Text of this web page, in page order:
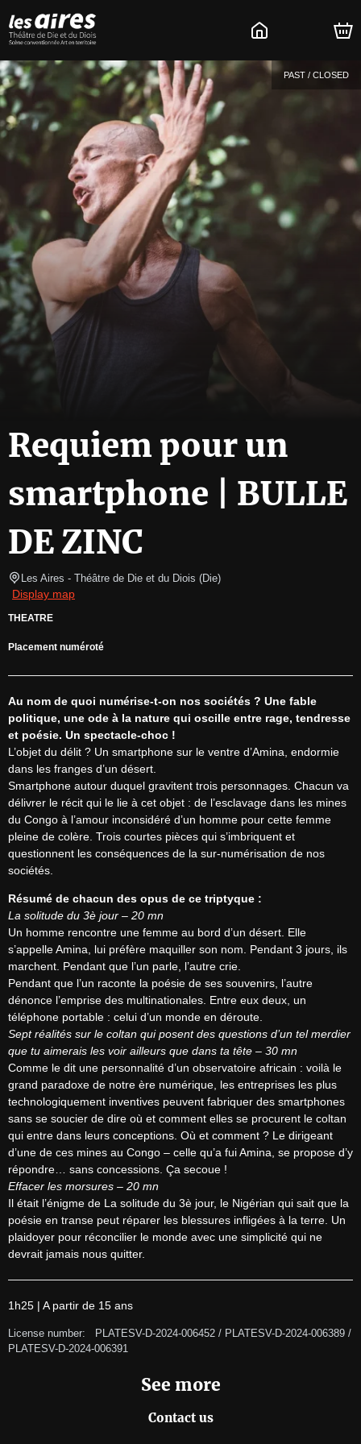
PAST / CLOSED
Requiem pour un
smartphone | BULLE
DE ZINC
Les Aires - Théâtre de Die et du Diois (Die)
Display map
THEATRE
Placement numéroté
Au nom de quoi numérise-t-on nos sociétés ? Une fable
politique, une ode à la nature qui oscille entre rage, tendresse
et poésie. Un spectacle-choc !
L’objet du délit ? Un smartphone sur le ventre d’Amina, endormie
dans les franges d’un désert.
Smartphone autour duquel gravitent trois personnages. Chacun va
délivrer le récit qui le lie à cet objet : de l’esclavage dans les mines
du Congo à l’amour inconsidéré d’un homme pour cette femme
pleine de colère. Trois courtes pièces qui s’imbriquent et
questionnent les conséquences de la sur-numérisation de nos
sociétés.
Résumé de chacun des opus de ce triptyque :
La solitude du 3è jour – 20 mn
Un homme rencontre une femme au bord d’un désert. Elle
s’appelle Amina, lui préfère maquiller son nom. Pendant 3 jours, ils
marchent. Pendant que l’un parle, l’autre crie.
Pendant que l’un raconte la poésie de ses souvenirs, l’autre
dénonce l’emprise des multinationales. Entre eux deux, un
Sept réalités sur le coltan qui posent des questions d’un tel merdier
que tu aimerais les voir ailleurs que dans ta tête – 30 mn
Comme le dit une personnalité d’un observatoire africain : voilà le
grand paradoxe de notre ère numérique, les entreprises les plus
technologiquement inventives peuvent fabriquer des smartphones
sans se soucier de dire où et comment elles se procurent le coltan
qui entre dans leurs conceptions. Où et comment ? Le dirigeant
d’une de ces mines au Congo – celle qu’a fui Amina, se propose d’y
Effacer les morsures – 20 mn
Il était l’énigme de La solitude du 3è jour, le Nigérian qui sait que la
poésie en transe peut réparer les blessures infligées à la terre. Un
plaidoyer pour réconcilier le monde avec une simplicité qui ne
devrait jamais nous quitter.
1h25 | A partir de 15 ans
License number:   PLATESV-D-2024-006452 / PLATESV-D-2024-006389 /
PLATESV-D-2024-006391
See more
Contact us